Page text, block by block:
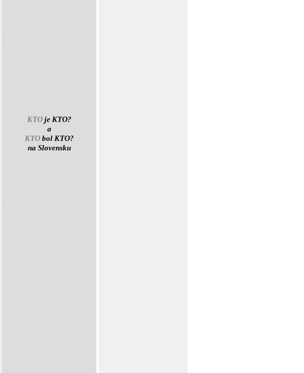
KTOje KTO?
a
KTObol KTO?
na Slovensku